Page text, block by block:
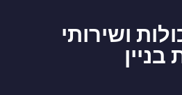
ושירותי
בניין